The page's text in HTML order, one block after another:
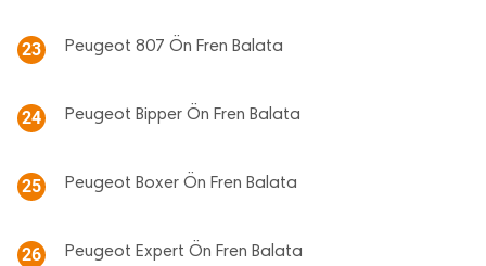
23 Peugeot 807 Ön Fren Balata
24 Peugeot Bipper Ön Fren Balata
25 Peugeot Boxer Ön Fren Balata
26 Peugeot Expert Ön Fren Balata